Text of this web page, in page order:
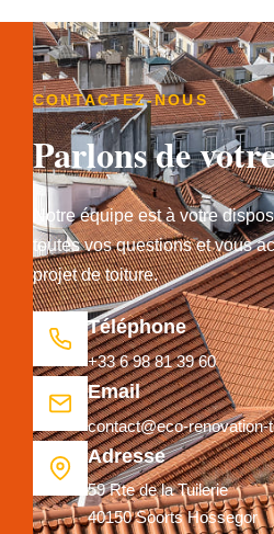
CONTACTEZ-NOUS
Parlons de
Notre équipe est à votre
toutes vos questions et vous
projet de toiture.
Téléphone
+33 6 98 81 39 60
Email
contact@eco-renovation-
Adresse
59 Rte de la Tuilerie
40150 Soorts Hossegor